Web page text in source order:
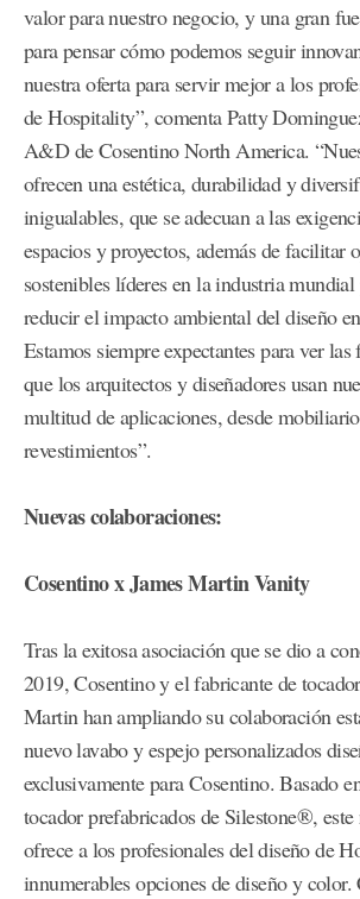
valor para nuestro negocio, y una gran
para pensar cómo podemos seguir
nuestra oferta para servir mejor a los
de Hospitality”, comenta Patty
A&D de Cosentino North America.
ofrecen una estética, durabilidad y
inigualables, que se adecuan a las
espacios y proyectos, además de facilitar
sostenibles líderes en la industria mundial
reducir el impacto ambiental del diseño
Estamos siempre expectantes para ver
que los arquitectos y diseñadores usan
multitud de aplicaciones, desde
revestimientos”.
Nuevas colaboraciones:
Cosentino x James Martin Vanity
Tras la exitosa asociación que se dio a
2019, Cosentino y el fabricante de
Martin han ampliando su colaboración
nuevo lavabo y espejo personalizados
exclusivamente para Cosentino. Basado
tocador prefabricados de Silestone®, este
ofrece a los profesionales del diseño de
innumerables opciones de diseño y